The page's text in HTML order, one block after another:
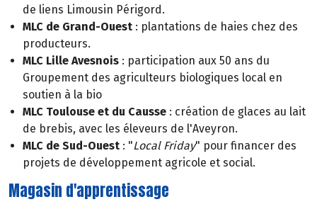
de liens Limousin Périgord.
MLC de Grand-Ouest : plantations de haies chez des
producteurs.
MLC Lille Avesnois : participation aux 50 ans du
Groupement des agriculteurs biologiques local en
soutien à la bio
MLC Toulouse et du Causse : création de glaces au lait
de brebis, avec les éleveurs de l'Aveyron.
MLC de Sud-Ouest : "Local Friday" pour financer des
projets de développement agricole et social.
Magasin d'apprentissage